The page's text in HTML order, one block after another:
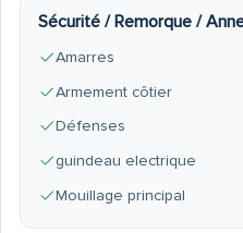
Sécurité / Remorque /
Amarres
Armement côtier
Défenses
guindeau electrique
Mouillage principal